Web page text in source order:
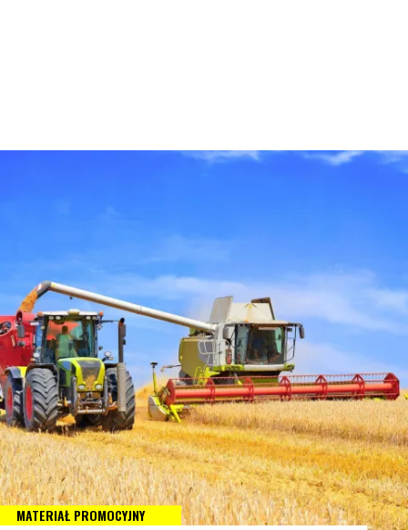
MATERIAŁ PROMOCYJNY